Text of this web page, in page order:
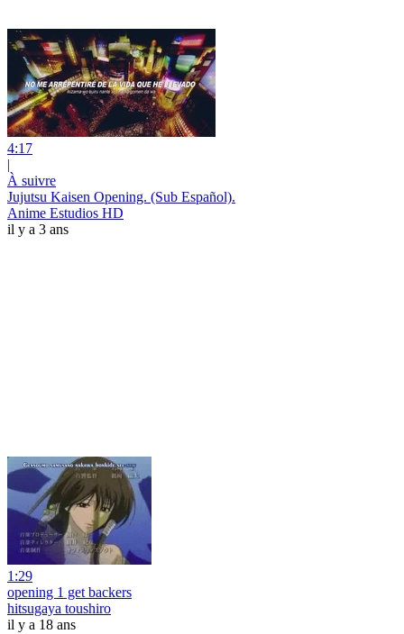
4:17
|
À suivre
Jujutsu Kaisen Opening. (Sub Español).
Anime Estudios HD
il y a 3 ans
1:29
opening 1 get backers
hitsugaya toushiro
il y a 18 ans